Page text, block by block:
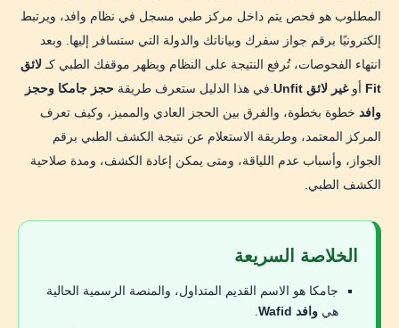
ثانيًا: أسباب مرتبطة بأشعة الصدر
ثالثًا: الأمراض غير المعدية
هل السمنة أو ضعف النظر يسببان عدم اللياقة؟
ماذا تفعل إذا ظهرت النتيجة غير لائق؟
إعادة الكشف الطبي في وافد
1. تقرير لائق ما زال ساريًا
2. نتيجة غير لائق
3. عينة غير صالحة أو فحص ناقص
المطلوب هو فحص يتم داخل مركز طبي مسجل في نظام وافد، ويرتبط
إلكترونيًا برقم جواز سفرك وبياناتك والدولة التي ستسافر إليها. وبعد
انتهاء الفحوصات، تُرفع النتيجة على النظام ويظهر موقفك الطبي كـ لائق
Fit أوغير لائق Unfit .في هذا الدليل ستعرف طريقة حجز جامكا وحجز
وافد خطوة بخطوة، والفرق بين الحجز العادي والمميز، وكيف تعرف
المركز المعتمد، وطريقة الاستعلام عن نتيجة الكشف الطبي برقم
الجواز، وأسباب عدم اللياقة، ومتى يمكن إعادة الكشف، ومدة صلاحية
الكشف الطبي.
الخلاصة السريعة
جامكا هو الاسم القديم المتداول، والمنصة الرسمية الحالية
هي وافد Wafid